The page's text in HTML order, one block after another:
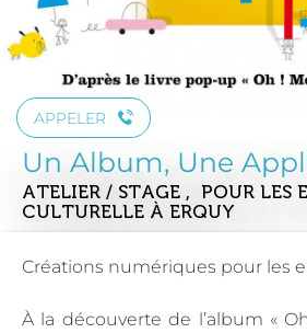
APPELER
Un Album, Une
ATELIER / STAGE , POUR LES
CULTURELLE À ERQUY
Créations numériques pour les
À la découverte de l’album «